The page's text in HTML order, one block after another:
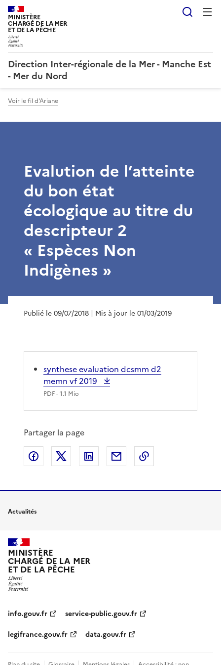
MINISTÈRE
CHARGÉ DE LA MER
ET DE LA PÊCHE
Direction Inter-régionale de la Mer - Manche Est
- Mer du Nord
Voir le fil d'Ariane
Evalution de l’atteinte
du bon état
écologique au titre du
descripteur 2
« Espèces Non
Indigènes »
Publié le 09/07/2018 | Mis à jour le 01/03/2019
synthese evaluation dcsmm d2
memn vf 2019
PDF- 1.1 Mio
Partager la page
Partager sur Facebook
Partager sur XPartager sur LinkedIn
Partager par email
Actualités
MINISTÈRE
CHARGÉ DE LA MER
ET DE LA PÊCHE
info.gouv.fr
service-public.gouv.fr
legifrance.gouv.fr
data.gouv.fr